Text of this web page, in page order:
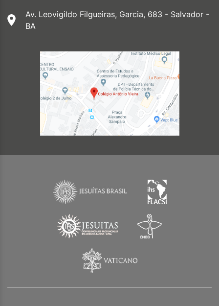
Av. Leovigildo Filgueiras, Garcia, 683 - Salvador -
BA